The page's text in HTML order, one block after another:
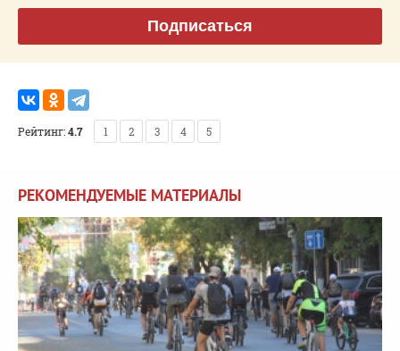
Подписаться
Рейтинг:4.7 1 2 3 4 5
РЕКОМЕНДУЕМЫЕ МАТЕРИАЛЫ